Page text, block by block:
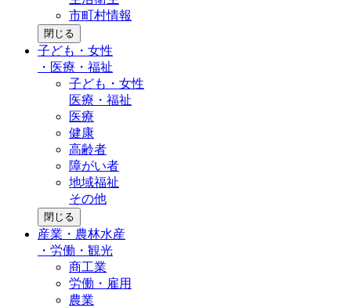
市町村情報
閉じる
子ども・女性
・ 医療・福祉
子ども・女性
医療・福祉
医療
健康
高齢者
障がい者
地域福祉
その他
閉じる
産業・農林水産
・ 労働・観光
商工業
労働・雇用
農業